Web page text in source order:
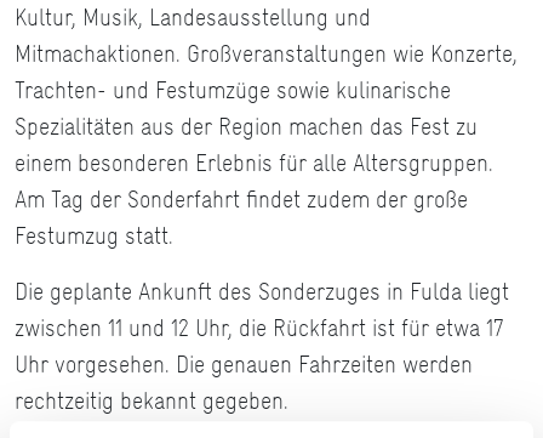
Kultur, Musik, Landesausstellung und
Mitmachaktionen. Großveranstaltungen wie Konzerte,
Trachten- und Festumzüge sowie kulinarische
Spezialitäten aus der Region machen das Fest zu
einem besonderen Erlebnis für alle Altersgruppen.
Am Tag der Sonderfahrt findet zudem der große
Festumzug statt.
Die geplante Ankunft des Sonderzuges in Fulda liegt
zwischen 11 und 12 Uhr, die Rückfahrt ist für etwa 17
Uhr vorgesehen. Die genauen Fahrzeiten werden
rechtzeitig bekannt gegeben.